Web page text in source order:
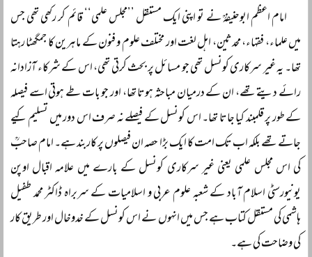
امام اعظم ابوحنیفہؒ نے تو اپنی ایک مستقل ’’مجلس علمی‘‘ قائم کر رکھی تھی جس
میں علماء، فقہاء، محدثین، اہل لغت اور مختلف علوم و فنون کے ماہرین کا جمگھٹا رہتا
تھا۔ یہ غیر سرکاری کونسل تھی جو مسائل پر بحث کرتی تھی، اس کے شرکاء آزادانہ
رائے دیتے تھے، ان کے درمیان مباحثہ ہوتا تھا، اور جو بات طے ہوتی اسے فیصلہ
کے طور پر قلمبند کیا جاتا تھا۔ اس کونسل کے فیصلے نہ صرف اس دور میں تسلیم کیے
جاتے تھے بلکہ اب تک امت کا ایک بڑا حصہ ان فیصلوں پر کاربند ہے۔ امام صاحبؒ
کی اس مجلس علمی یعنی غیر سرکاری کونسل کے بارے میں علامہ اقبال اوپن
یونیورسٹی اسلام آباد کے شعبہ علوم عربی و اسلامیات کے سربراہ ڈاکٹر محمد طفیل
ہاشمی کی مستقل کتاب ہے جس میں انہوں نے اس کونسل کے خدوخال اور طریق کار
کی وضاحت کی ہے۔